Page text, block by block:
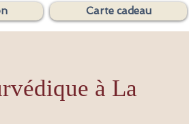
Carte cadeau
à La